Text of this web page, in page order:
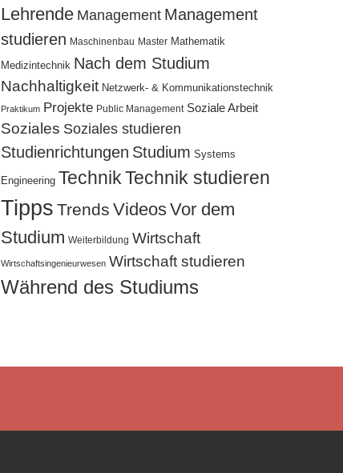
Lehrende Management Management
studieren Maschinenbau Master Mathematik
Medizintechnik Nach dem Studium
Nachhaltigkeit Netzwerk- & Kommunikationstechnik
Praktikum Projekte Public Management Soziale Arbeit
Soziales Soziales studieren
Studienrichtungen Studium Systems
Engineering TechnikTechnik studieren
Tipps Trends VideosVor dem
Studium Weiterbildung Wirtschaft
Wirtschaftsingenieurwesen Wirtschaft studieren
Während des Studiums